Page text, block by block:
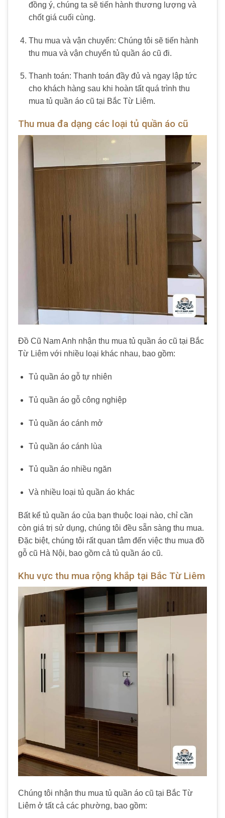
đồng ý, chúng ta sẽ tiến hành thương lượng và
chốt giá cuối cùng.
Thu mua và vận chuyển: Chúng tôi sẽ tiến hành
thu mua và vận chuyển tủ quần áo cũ đi.
Thanh toán: Thanh toán đầy đủ và ngay lập tức
cho khách hàng sau khi hoàn tất quá trình thu
mua tủ quần áo cũ tại Bắc Từ Liêm.
Thu mua đa dạng các loại tủ quần áo cũ
Đồ Cũ Nam Anh nhận thu mua tủ quần áo cũ tại Bắc
Từ Liêm với nhiều loại khác nhau, bao gồm:
Tủ quần áo gỗ tự nhiên
Tủ quần áo gỗ công nghiệp
Tủ quần áo cánh mở
Tủ quần áo cánh lùa
Tủ quần áo nhiều ngăn
Và nhiều loại tủ quần áo khác
Bất kể tủ quần áo của bạn thuộc loại nào, chỉ cần
còn giá trị sử dụng, chúng tôi đều sẵn sàng thu mua.
Đặc biệt, chúng tôi rất quan tâm đến việc thu mua đồ
gỗ cũ Hà Nội, bao gồm cả tủ quần áo cũ.
Khu vực thu mua rộng khắp tại Bắc Từ Liêm
Chúng tôi nhận thu mua tủ quần áo cũ tại Bắc Từ
Liêm ở tất cả các phường, bao gồm: